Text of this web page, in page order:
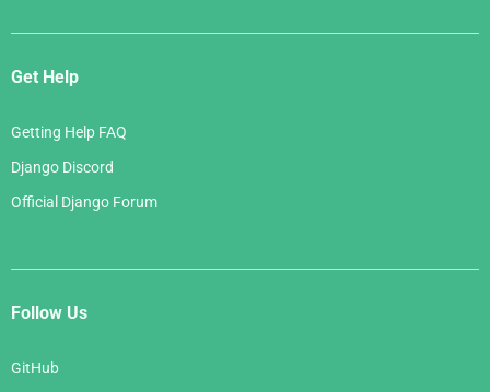
Get Help
Getting Help FAQ
Django Discord
Official Django Forum
Follow Us
GitHub